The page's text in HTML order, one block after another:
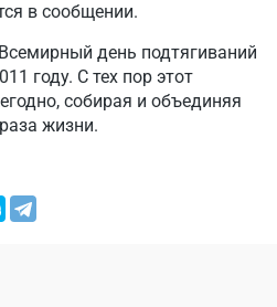
в сообщении.
день подтягиваний
году. С тех пор этот
собирая и объединяя
жизни.